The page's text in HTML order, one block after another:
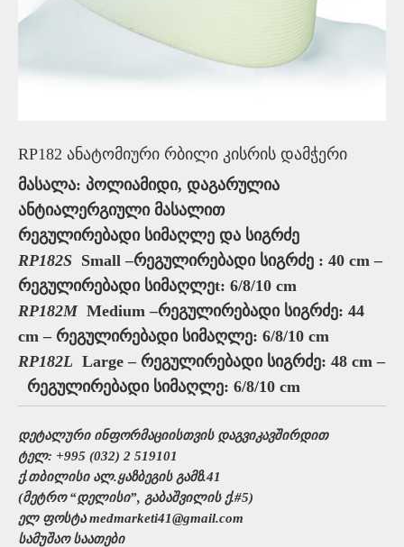
RP182 ანატომიური რბილი კისრის დამჭერი
მასალა: პოლიამიდი, დაგარულია
ანტიალერგიული მასალით
რეგულირებადი სიმაღლე და სიგრძე
RP182S Small –რეგულირებადი სიგრძე : 40 cm –
რეგულირებადი სიმაღლეt: 6/8/10 cm
RP182MMedium –რეგულირებადი სიგრძე: 44
cm – რეგულირებადი სიმაღლე: 6/8/10 cm
RP182L Large – რეგულირებადი სიგრძე: 48 cm –
რეგულირებადი სიმაღლე: 6/8/10 cm
დეტალური ინფორმაციისთვის დაგვიკავშირდით
ტელ: +995 (032) 2 519101
ქ.თბილისი ალ.ყაზბეგის გამზ.41
(მეტრო “დელისი”, გაბაშვილის ქ.#5)
ელ ფოსტა medmarketi41@gmail.com
სამუშაო საათები